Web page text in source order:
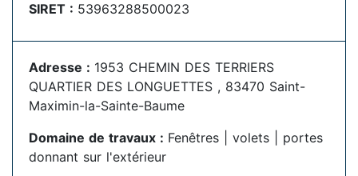
SIRET : 53963288500023
Adresse : 1953 CHEMIN DES TERRIERS
QUARTIER DES LONGUETTES , 83470 Saint-
Maximin-la-Sainte-Baume
Domaine de travaux : Fenêtres | volets | portes
donnant sur l'extérieur